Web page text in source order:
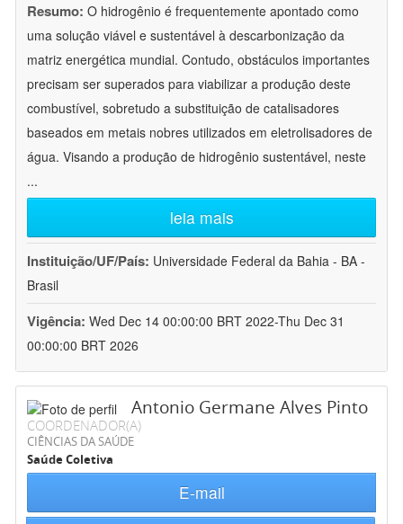
Resumo: O hidrogênio é frequentemente apontado como
uma solução viável e sustentável à descarbonização da
matriz energética mundial. Contudo, obstáculos importantes
precisam ser superados para viabilizar a produção deste
combustível, sobretudo a substituição de catalisadores
baseados em metais nobres utilizados em eletrolisadores de
água. Visando a produção de hidrogênio sustentável, neste
...
leia mais
Instituição/UF/País: Universidade Federal da Bahia - BA -
Brasil
Vigência: Wed Dec 14 00:00:00 BRT 2022-Thu Dec 31
00:00:00 BRT 2026
Antonio Germane Alves Pinto
COORDENADOR(A)
CIÊNCIAS DA SAÚDE
Saúde Coletiva
E-mail